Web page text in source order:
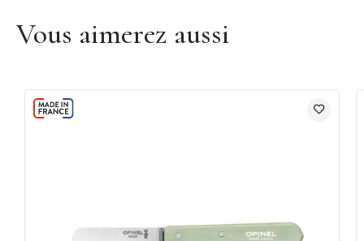
Vous aimerez aussi